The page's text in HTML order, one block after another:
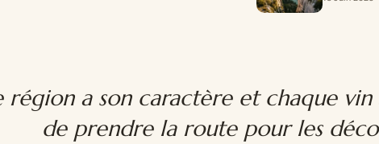
région a son caractère et chaque
de prendre la route pour les